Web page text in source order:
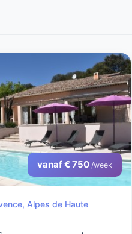
vanaf € 750 /week
Alpes de Haute